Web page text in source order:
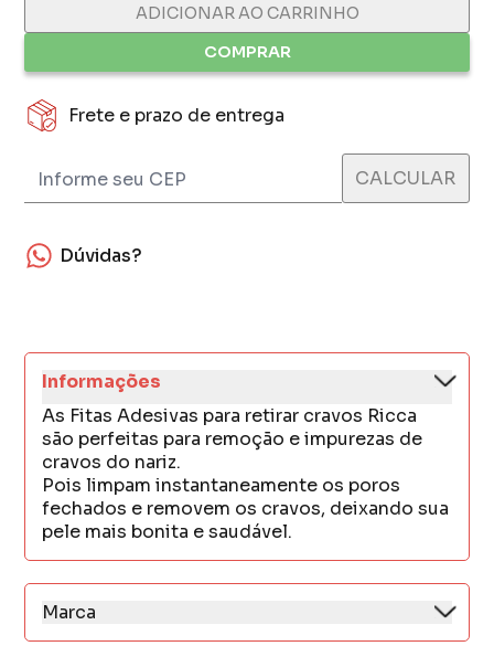
ADICIONAR AO CARRINHO
COMPRAR
Frete e prazo de entrega
Dúvidas?
Informações
As Fitas Adesivas para retirar cravos Ricca
são perfeitas para remoção e impurezas de
cravos do nariz.
Pois limpam instantaneamente os poros
fechados e removem os cravos, deixando sua
pele mais bonita e saudável.
Marca
Ricca enxerga a vida de forma colorida, e